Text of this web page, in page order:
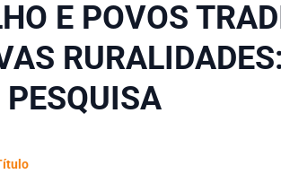
E POVOS
PESQUISA